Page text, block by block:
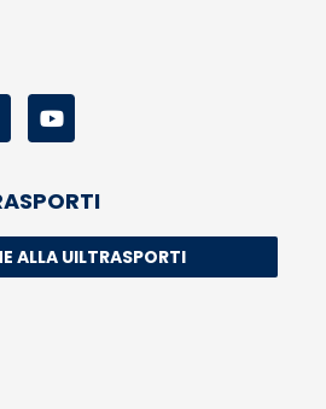
ALLA UILTRASPORTI